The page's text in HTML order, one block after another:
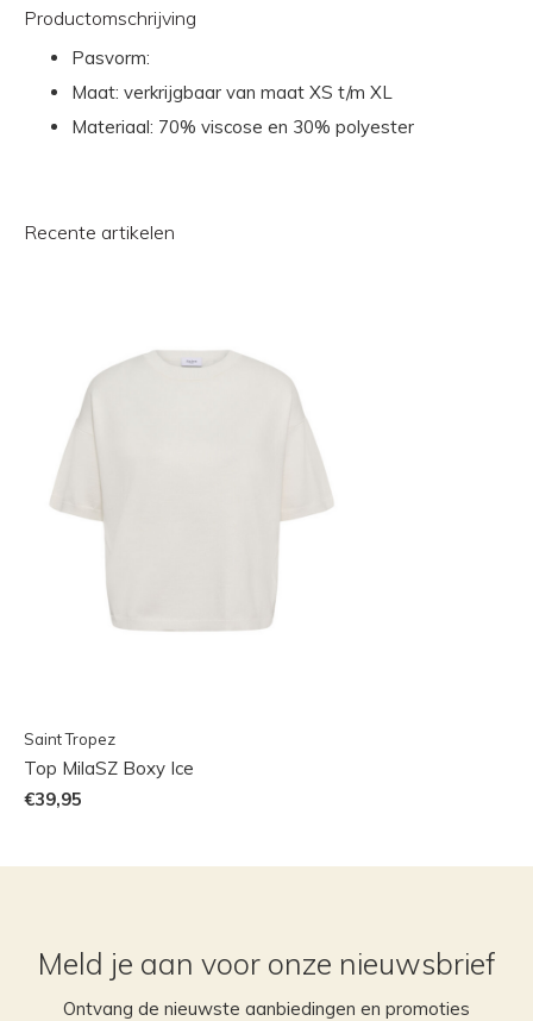
Productomschrijving
Pasvorm:
Maat: verkrijgbaar van maat XS t/m XL
Materiaal: 70% viscose en 30% polyester
Recente artikelen
Saint Tropez
Top MilaSZ Boxy Ice
€39,95
Meld je aan voor onze nieuwsbrief
Ontvang de nieuwste aanbiedingen en promoties